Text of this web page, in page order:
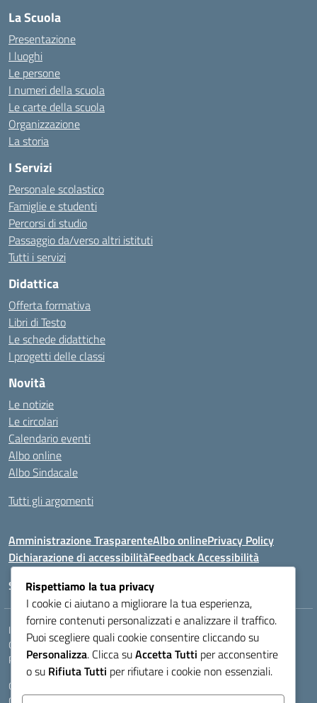
La Scuola
Presentazione
I luoghi
Le persone
I numeri della scuola
Le carte della scuola
Organizzazione
La storia
I Servizi
Personale scolastico
Famiglie e studenti
Percorsi di studio
Passaggio da/verso altri istituti
Tutti i servizi
Didattica
Offerta formativa
Libri di Testo
Le schede didattiche
I progetti delle classi
Novità
Le notizie
Le circolari
Calendario eventi
Albo online
Albo Sindacale
Tutti gli argomenti
Amministrazione TrasparenteAlbo onlinePrivacy Policy
Dichiarazione di accessibilitàFeedback Accessibilità
Seguici su:
Indirizzo: VIA LAZIO, 3, 43100 PARMA (PR)
Centralino:0521272405 Email: PRIS00400B@istruzione.it
Posta elettronica certificata (PEC):pris00400b@pec.istruzione.it
Codice fiscale: 80011950344
Rispettiamo la tua privacy
I cookie ci aiutano a migliorare la tua esperienza,
fornire contenuti personalizzati e analizzare il traffico.
Puoi scegliere quali cookie consentire cliccando su
Personalizza. Clicca suAccetta Tutti per acconsentire
o su Rifiuta Tutti per rifiutare i cookie non essenziali.